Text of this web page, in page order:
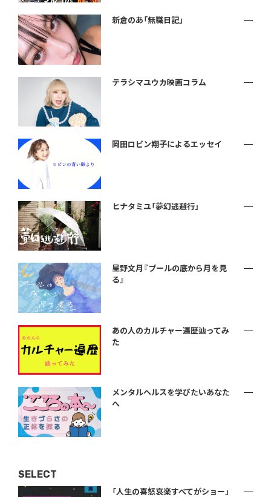
新倉のあ「無職日記」
テラシマユウカ映画コラム
岡田ロビン翔子によるエッセイ
ヒナタミユ「夢幻逃避行」
星野文月『プールの底から月を見
る』
あの人のカルチャー遍歴辿ってみ
た
メンタルヘルスを学びたいあなた
へ
SELECT
「人生の喜怒哀楽すべてがショー」